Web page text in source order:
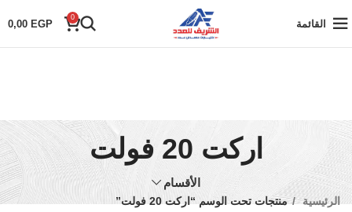
القائمة
0
0,00 EGP
اركت 20 فولت
الأقسام
الرئيسية
منتجات تحت الوسم “اركت 20 فولت”